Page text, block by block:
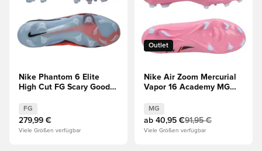
Nike Phantom 6 Elite
High Cut FG Scary Good -
FG
279,99 €
Viele Größen verfügbar
Outlet
Nike Air Zoom Mercurial
Vapor 16 Academy MG
Flamingo/Schwarz/Total
Crimson
MG
ab 40,95 €91,95 €
Viele Größen verfügbar